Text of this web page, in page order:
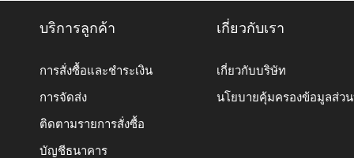
บริการลูกค้า
การสั่งซื้อและชำระเงิน
การจัดส่ง
ติดตามรายการสั่งซื้อ
บัญชีธนาคาร
เกี่ยวกับเรา
เกี่ยวกับบริษัท
นโยบายคุ้มครองข้อมูลส่ว